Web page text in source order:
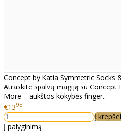
Concept by Katia Symmetric Socks
Atraskite spalvų magiją su Concept
More – aukštos kokybės finger..
€1395
Į
Į palyginimą